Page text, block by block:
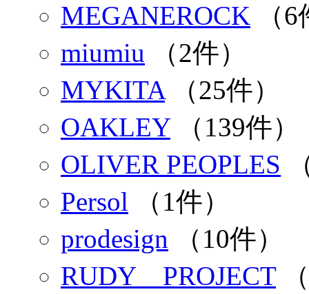
MEGANEROCK （
miumiu （2件）
MYKITA（25件）
OAKLEY（139件）
OLIVER PEOPLES
Persol （1件）
prodesign （10件）
RUDY PROJECT